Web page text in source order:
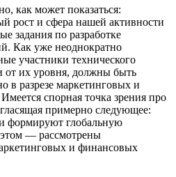
как может показаться:
рост и сфера нашей активности
задания по разработке
Как уже неоднократно
участники технического
от их уровня, должны быть
в разрезе маркетинговых и
спорная точка зрения про
примерно следующее:
формируют глобальную
— рассмотрены
и финансовых